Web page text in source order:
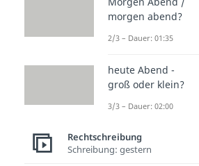
morgen abend?
2/3 – Dauer: 01:35
heute Abend -
groß oder klein?
3/3 – Dauer: 02:00
Rechtschreibung
Schreibung: gestern